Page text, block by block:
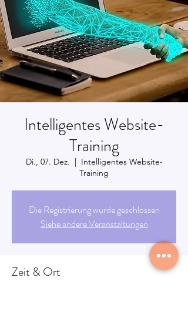
Intelligentes Website-
Training
Di., 07. Dez.
  |
Intelligentes Website-
Training
Die Registrierung wurde geschlossen
Siehe andere Veranstaltungen
Zeit & Ort